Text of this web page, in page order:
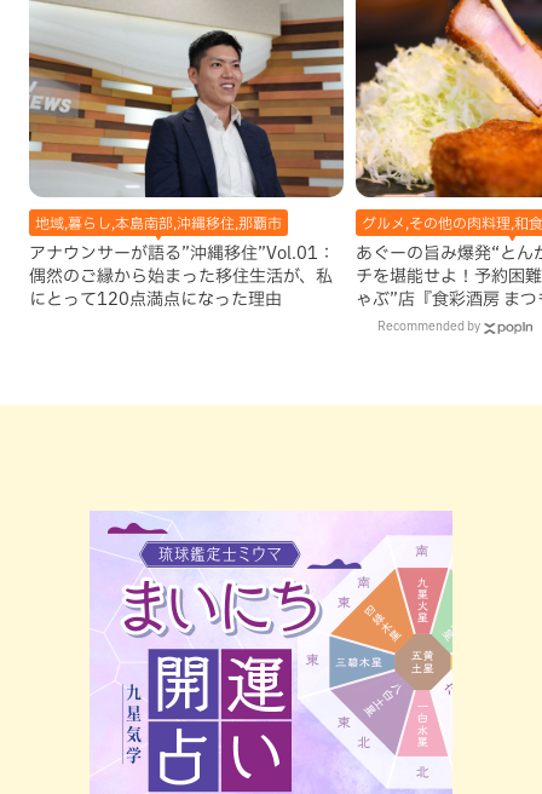
地域,暮らし,本島南部,沖縄移住,那覇市
アナウンサーが語る”沖縄移住”Vol.01：
偶然のご縁から始まった移住生活が、私
にとって120点満点になった理由
グルメ,その他の肉料理,和
あぐーの旨み爆発“とん
チを堪能せよ！予約困
ゃぶ”店『食彩酒房 ま
でオープン（那覇市）
Recommended by